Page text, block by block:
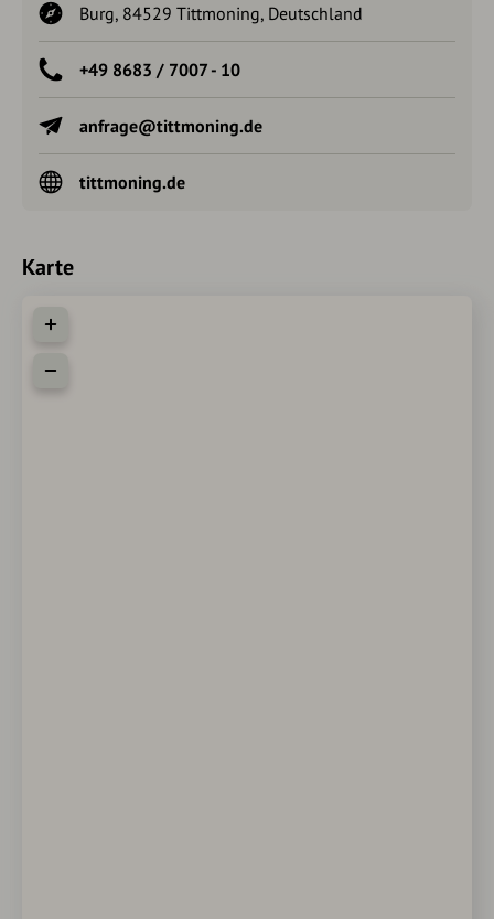
Burg, 84529 Tittmoning, Deutschland
+49 8683 / 7007 - 10
anfrage@tittmoning.de
tittmoning.de
Karte